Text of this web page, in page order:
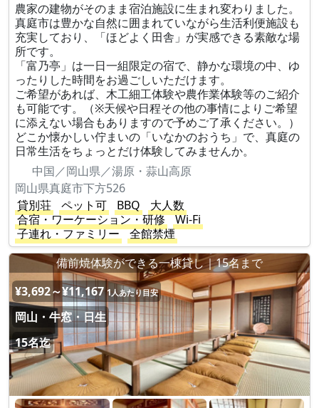
農家の建物がそのまま宿泊施設に生まれ変わりました。
真庭市は豊かな自然に囲まれていながら生活利便施設も
充実しており、「ほどよく田舎」が実感できる素敵な場
所です。
「富乃亭」は一日一組限定の宿で、静かな環境の中、ゆ
ったりした時間をお過ごしいただけます。
ご希望があれば、木工細工体験や農作業体験等のご紹介
も可能です。（※天候や日程その他の事情によりご希望
に添えない場合もありますので予めご了承ください。）
どこか懐かしい佇まいの「いなかのおうち」で、真庭の
日常生活をちょっとだけ体験してみませんか。
中国／岡山県／湯原・蒜山高原
岡山県真庭市下方526
貸別荘
ペット可 BBQ
大人数
合宿・ワーケーション・研修
Wi-Fi
子連れ・ファミリー
全館禁煙
備前焼体験ができる一棟貸し｜15名まで
¥3,692～¥11,167 1人あたり目安
岡山・牛窓・日生
15名迄